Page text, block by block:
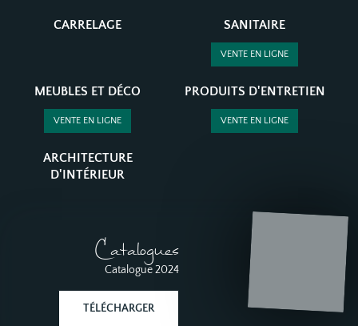
CARRELAGE SANITAIRE
VENTE EN LIGNE
MEUBLES ET DÉCO
VENTE EN LIGNE
PRODUITS D'ENTRETIEN
VENTE EN LIGNE
ARCHITECTURE
D'INTÉRIEUR
Catalogues
Catalogue 2024
TÉLÉCHARGER